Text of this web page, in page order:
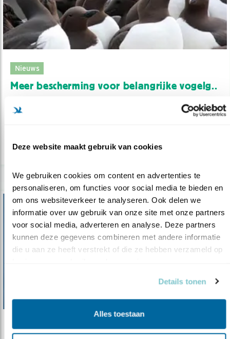
Deze website maakt gebruik van cookies
We gebruiken cookies om content en advertenties te
personaliseren, om functies voor social media te bieden en
om ons websiteverkeer te analyseren. Ook delen we
informatie over uw gebruik van onze site met onze partners
voor social media, adverteren en analyse. Deze partners
kunnen deze gegevens combineren met andere informatie
die u aan ze heeft verstrekt of die ze hebben verzameld op
Details tonen
Alles toestaan
Nieuws
Meer bescherming voor belangrijke vogelg..
Nieuwe Noordzee-Vogelrichtlijngebieden in de
maak.
lees meer
Nieuws